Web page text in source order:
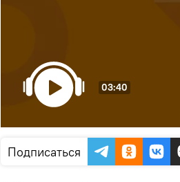
03:40
Подписаться